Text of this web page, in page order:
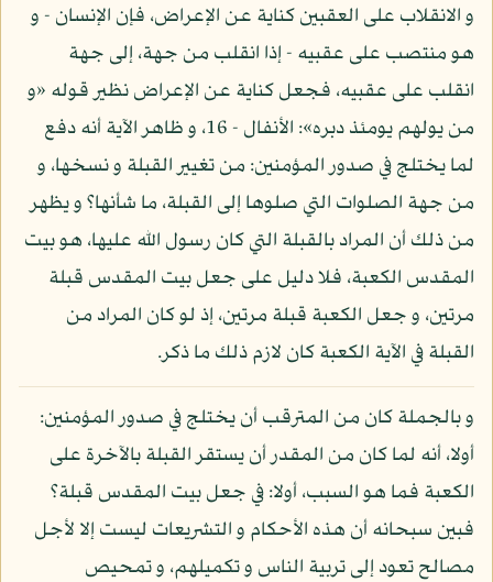
و الانقلاب على العقبين كناية عن الإعراض، فإن الإنسان - و
هو منتصب على عقبيه - إذا انقلب من جهة، إلى جهة
انقلب على عقبيه، فجعل كناية عن الإعراض نظير قوله «و
من يولهم يومئذ دبره»: الأنفال - 16، و ظاهر الآية أنه دفع
لما يختلج في صدور المؤمنين: من تغيير القبلة و نسخها، و
من جهة الصلوات التي صلوها إلى القبلة، ما شأنها؟ و يظهر
من ذلك أن المراد بالقبلة التي كان رسول الله عليها، هو بيت
المقدس الكعبة، فلا دليل على جعل بيت المقدس قبلة
مرتين، و جعل الكعبة قبلة مرتين، إذ لو كان المراد من
القبلة في الآية الكعبة كان لازم ذلك ما ذكر.
و بالجملة كان من المترقب أن يختلج في صدور المؤمنين:
أولا، أنه لما كان من المقدر أن يستقر القبلة بالآخرة على
الكعبة فما هو السبب، أولا: في جعل بيت المقدس قبلة؟
فبين سبحانه أن هذه الأحكام و التشريعات ليست إلا لأجل
مصالح تعود إلى تربية الناس و تكميلهم، و تمحيص